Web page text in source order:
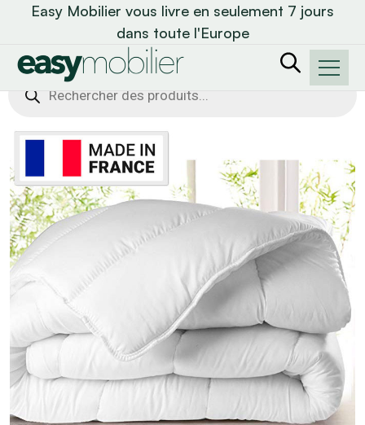
Easy Mobilier vous livre en seulement 7 jours
dans toute l'Europe
Recherche
de